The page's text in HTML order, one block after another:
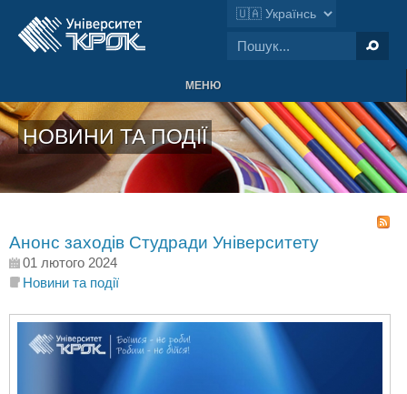
МЕНЮ
НОВИНИ ТА ПОДІЇ
Анонс заходів Студради Університету
01 лютого 2024
Новини та події